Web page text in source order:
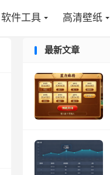
软件工具 高清壁纸
最新文章